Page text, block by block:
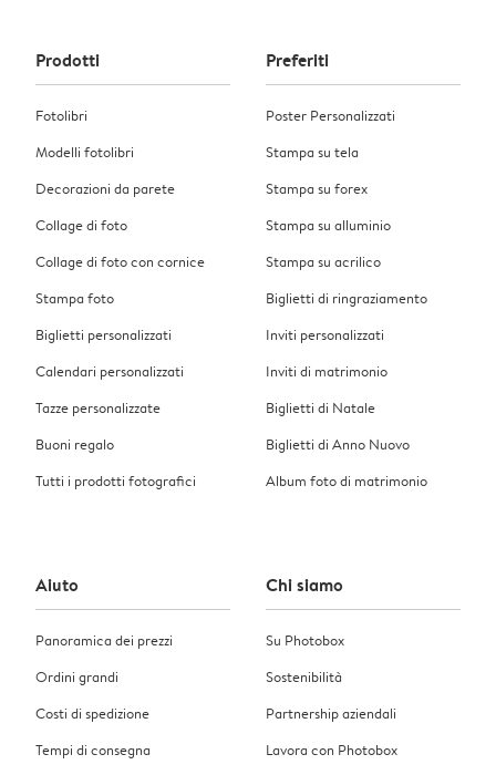
Prodotti
Fotolibri
Modelli fotolibri
Decorazioni da parete
Collage di foto
Collage di foto con cornice
Stampa foto
Biglietti personalizzati
Calendari personalizzati
Tazze personalizzate
Buoni regalo
Tutti i prodotti fotografici
Preferiti
Poster Personalizzati
Stampa su tela
Stampa su forex
Stampa su alluminio
Stampa su acrilico
Biglietti di ringraziamento
Inviti personalizzati
Inviti di matrimonio
Biglietti di Natale
Biglietti di Anno Nuovo
Album foto di matrimonio
Aiuto
Panoramica dei prezzi
Ordini grandi
Costi di spedizione
Tempi di consegna
Chi siamo
Su Photobox
Sostenibilità
Partnership aziendali
Lavora con Photobox